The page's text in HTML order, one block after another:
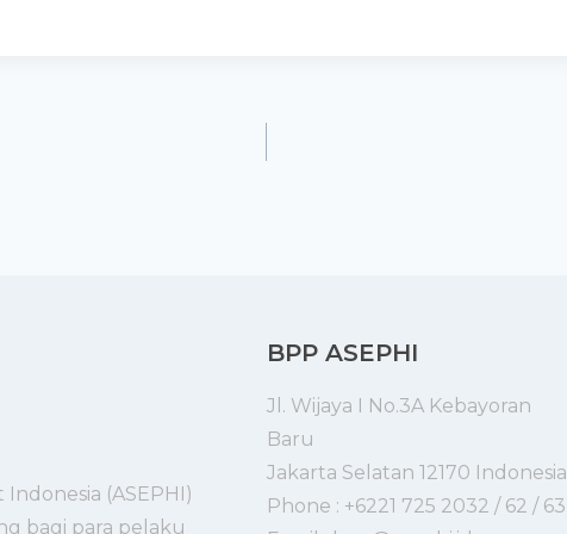
(ASEPHI)
bagi para pelaku
BPP ASEPHI
Jl. Wijaya I No.3A Kebayoran
Baru
Jakarta Selatan 12170 Indonesia
Phone : +6221 725 2032 / 62 / 63